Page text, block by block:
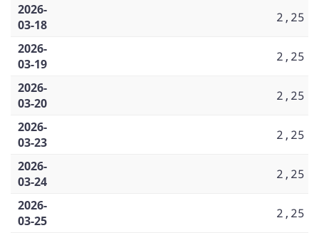
2026-
03-18
2,25
2026-
03-19
2,25
2026-
03-20
2,25
2026-
03-23
2,25
2026-
03-24
2,25
2026-
03-25
2,25